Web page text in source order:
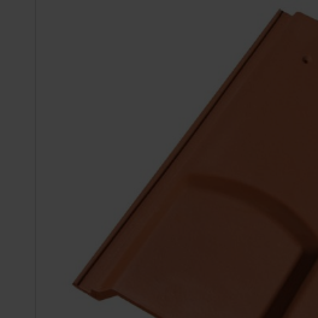
Next